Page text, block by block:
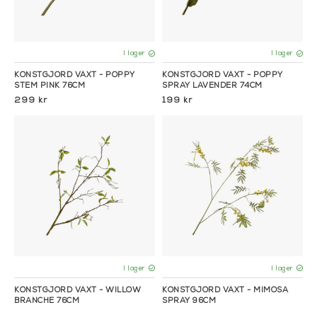
I lager
KONSTGJORD VÄXT - POPPY
STEM PINK 76CM
299 kr
I lager
KONSTGJORD VÄXT - POPPY
SPRAY LAVENDER 74CM
199 kr
I lager
KONSTGJORD VÄXT - WILLOW
BRANCHE 76CM
I lager
KONSTGJORD VÄXT - MIMOSA
SPRAY 96CM